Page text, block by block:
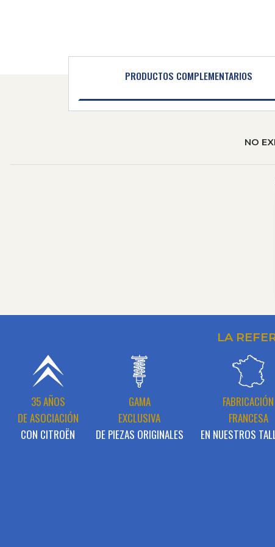
PRODUCTOS COMPLEMENTARIOS
NO
LA
35 AÑOS
DE ASOCIACIÓN
CON CITROËN
GAMA
EXCLUSIVA
DE PIEZAS ORIGINALES
FABRICACIÓN
FRANCESA
EN NUESTROS